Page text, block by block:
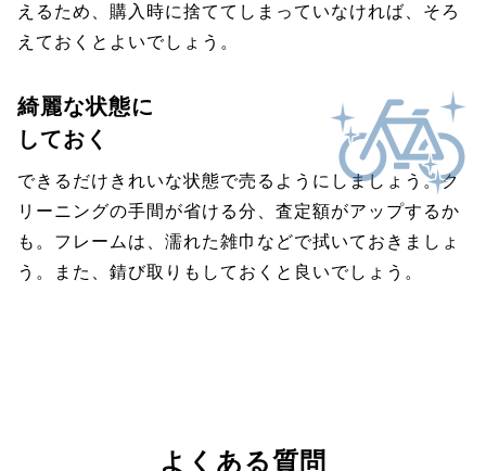
えるため、購入時に捨ててしまっていなければ、そろ
えておくとよいでしょう。
綺麗な状態に
しておく
できるだけきれいな状態で売るようにしましょう。ク
リーニングの手間が省ける分、査定額がアップするか
も。フレームは、濡れた雑巾などで拭いておきましょ
う。また、錆び取りもしておくと良いでしょう。
よくある質問